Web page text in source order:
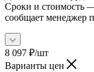
Сроки и стоимость
сообщает менеджер
8 097 ₽/шт
Варианты цен